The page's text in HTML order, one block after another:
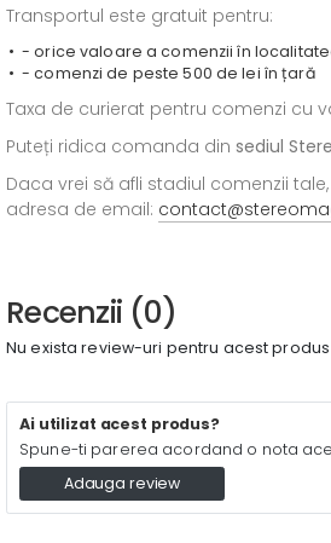
Transportul este gratuit pentru:
- orice valoare a comenzii în
- comenzi de peste 500 de lei în țară
Taxa de curierat pentru comenzi cu
Puteți ridica comanda din sediul
Daca vrei să afli stadiul comenzii
adresa de email:
Recenzii (0)
Nu exista review-uri pentru acest produs
Ai utilizat acest produs?
Spune-ti parerea acordand o nota
Adauga review